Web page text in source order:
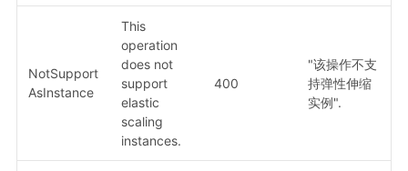
NotSupport
AsInstance
This
operation
does not
support
elastic
scaling
instances.
400
"该操作不支
持弹性伸缩
实例".